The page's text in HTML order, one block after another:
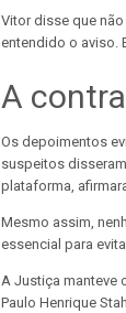
Vitor disse que
entendido o aviso.
A
Os depoimentos
suspeitos
plataforma,
Mesmo assim,
essencial para
A Justiça manteve
Paulo Henrique